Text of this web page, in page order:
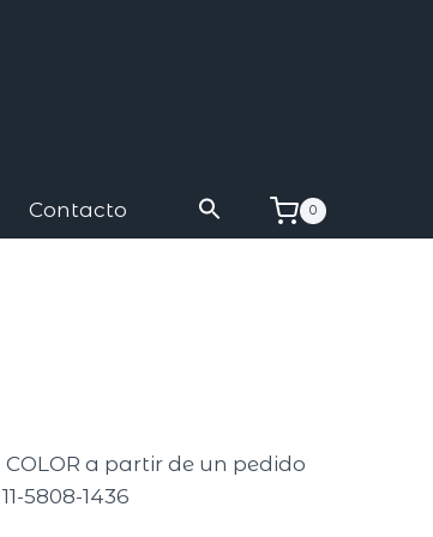
Contacto 0
a partir de un pedido
5808-1436